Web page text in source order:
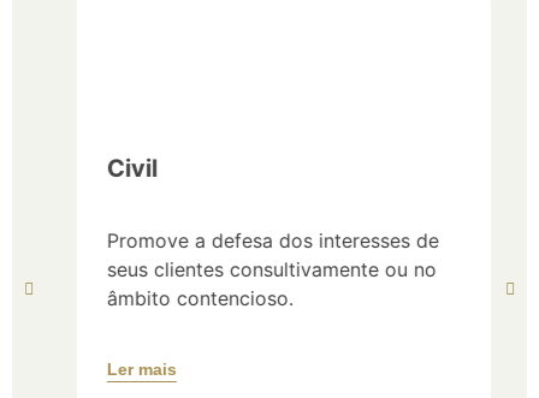
Civil
Promove a defesa dos interesses de
seus clientes consultivamente ou no
âmbito contencioso.
Ler mais